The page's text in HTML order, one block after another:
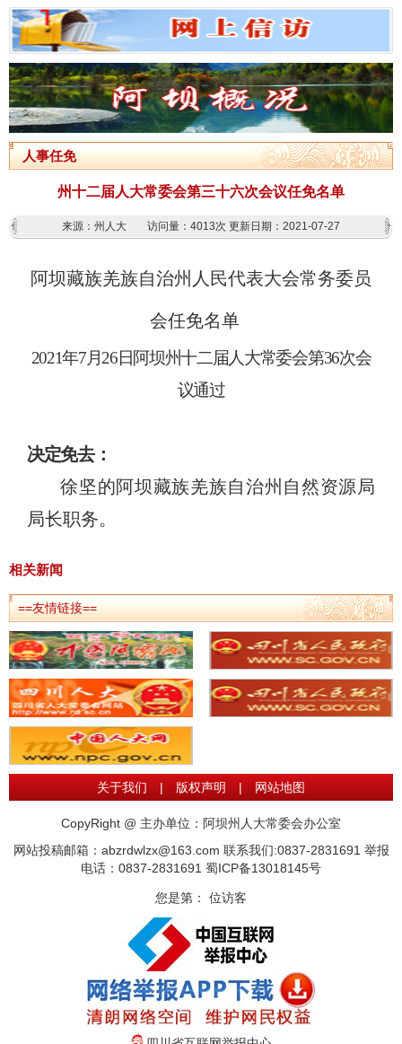
人事任免
州十二届人大常委会第三十六次会议任免名单
来源：州人大 访问量： 4013次 更新日期：2021-07-27
阿坝藏族羌族自治州人民代表大会常务委员
会任免名单
2021年7月26日阿坝州十二届人大常委会第36次会
议通过
决定免去：
徐坚的阿坝藏族羌族自治州 自然资源局
局长职务。
相关新闻
==友情链接==
关于我们 | 版权声明 | 网站地图
CopyRight @ 主办单位：阿坝州人大常委会办公室
网站投稿邮箱：abzrdwlzx@163.com 联系我们:0837-2831691 举报
电话：0837-2831691 蜀ICP备13018145号
您是第： 位访客